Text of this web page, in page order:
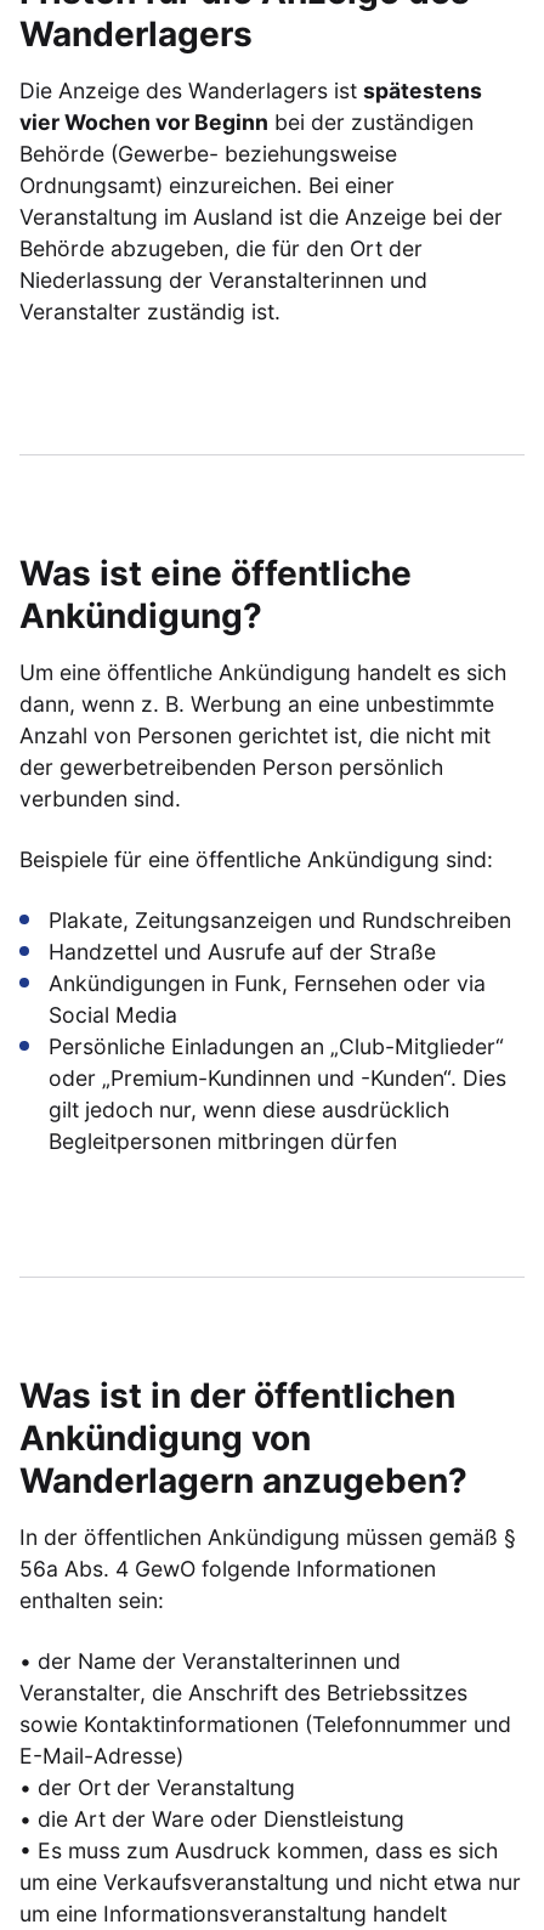
Wanderlagers
Die Anzeige des Wanderlagers ist spätestens
vier Wochen vor Beginn bei der zuständigen
Behörde (Gewerbe- beziehungsweise
Ordnungsamt) einzureichen. Bei einer
Veranstaltung im Ausland ist die Anzeige bei der
Behörde abzugeben, die für den Ort der
Niederlassung der Veranstalterinnen und
Veranstalter zuständig ist.
Was ist eine öffentliche
Ankündigung?
Um eine öffentliche Ankündigung handelt es sich
dann, wenn z. B. Werbung an eine unbestimmte
Anzahl von Personen gerichtet ist, die nicht mit
der gewerbetreibenden Person persönlich
verbunden sind.
Beispiele für eine öffentliche Ankündigung sind:
Plakate, Zeitungsanzeigen und Rundschreiben
Handzettel und Ausrufe auf der Straße
Ankündigungen in Funk, Fernsehen oder via
Social Media
Persönliche Einladungen an „Club-Mitglieder“
oder „Premium-Kundinnen und -Kunden“. Dies
gilt jedoch nur, wenn diese ausdrücklich
Begleitpersonen mitbringen dürfen
Was ist in der öffentlichen
Ankündigung von
Wanderlagern anzugeben?
In der öffentlichen Ankündigung müssen gemäß §
56a Abs. 4 GewO folgende Informationen
enthalten sein:
• der Name der Veranstalterinnen und
Veranstalter, die Anschrift des Betriebssitzes
sowie Kontaktinformationen (Telefonnummer und
E-Mail-Adresse)
• der Ort der Veranstaltung
• die Art der Ware oder Dienstleistung
• Es muss zum Ausdruck kommen, dass es sich
um eine Verkaufsveranstaltung und nicht etwa nur
um eine Informationsveranstaltung handelt